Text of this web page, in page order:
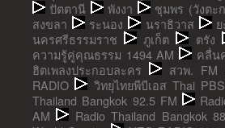
ปัตตานี
พังงา ชุมพร (วังตะ
สงขลา
ระนอง นราธิวาส
นครศรีธรรมราช
ภูเก็ต ตรัง
ความรู้คู่คุณธรรม 1494 AM
คลื่น
ฮิตเพลงประกอบละคร
สวพ. FM
RADIO
วิทยุไทยพีบีเอส Thai
Thailand Bangkok 92.5 FM
AM
Radio Thailand Bangkok